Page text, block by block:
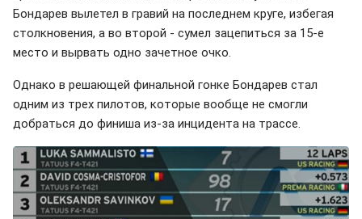
Бондарев вылетел в гравий на последнем круге, избегая
столкновения, а во второй - сумел зацепиться за 15-е
место и вырвать одно зачетное очко.
Однако в решающей финальной гонке Бондарев стал
одним из трех пилотов, которые вообще не смогли
добраться до финиша из-за инцидента на трассе.